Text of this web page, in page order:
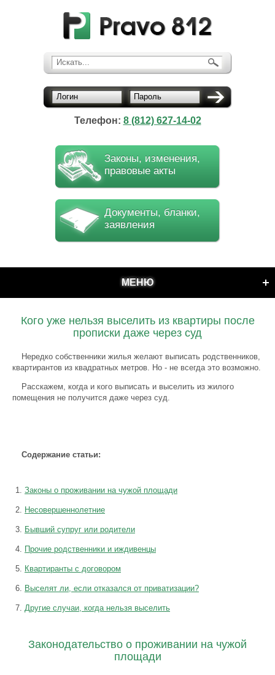
Искать...
Логин Пароль
Телефон: 8 (812) 627-14-02
Законы, изменения,
правовые акты
Документы, бланки,
заявления
МЕНЮ
Кого уже нельзя выселить из квартиры после
прописки даже через суд
Нередко собственники жилья желают выписать родственников,
квартирантов из квадратных метров. Но - не всегда это возможно.
Расскажем, когда и кого выписать и выселить из жилого
помещения не получится даже через суд.
Содержание статьи:
Законы о проживании на чужой площади
Несовершеннолетние
Бывший супруг или родители
Прочие родственники и иждивенцы
Квартиранты с договором
Выселят ли, если отказался от приватизации?
Другие случаи, когда нельзя выселить
Законодательство о проживании на чужой
площади